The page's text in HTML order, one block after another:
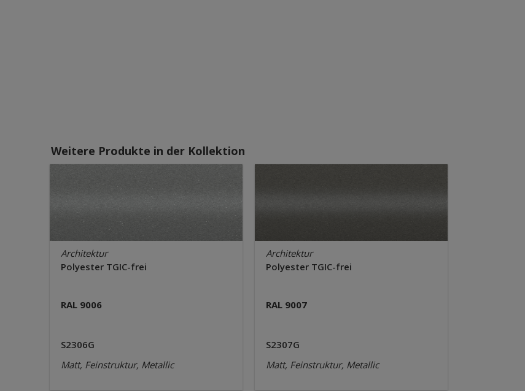
Weitere Produkte in der Kollektion
Architektur
Polyester TGIC-frei
RAL 9006
S2306G
Matt, Feinstruktur, Metallic
Architektur
Polyester TGIC-frei
RAL 9007
S2307G
Matt, Feinstruktur, Metallic